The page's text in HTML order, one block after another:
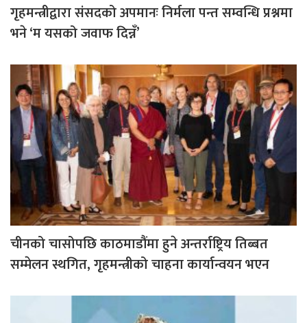
गृहमन्त्रीद्वारा संसदको अपमानः निर्मला पन्त सम्वन्धि प्रश्नमा
भने ‘म यसको जवाफ दिन्नँ’
चीनको चासोपछि काठमाडौंमा हुने अन्तर्राष्ट्रिय तिब्बत
सम्मेलन स्थगित, गृहमन्त्रीको चाहना कार्यान्वयन भएन